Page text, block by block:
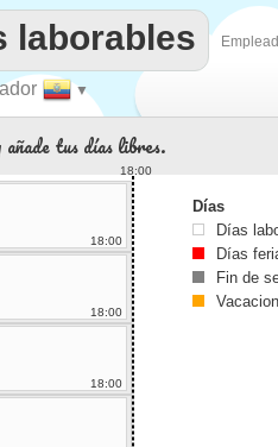
▼
laborables
tus días libres.
18:00
18:00
18:00
18:00
Días
Días
Días
Fin de